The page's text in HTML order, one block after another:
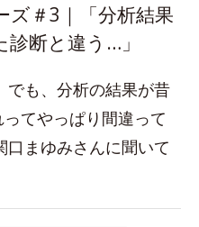
ズ＃3｜「分析結果
診断と違う…」
でも、分析の結果が昔
てやっぱり間違って
口まゆみさんに聞いて